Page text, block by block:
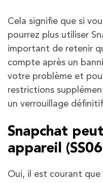
Cela signifie que si
pourrez plus utiliser
important de retenir
compte après un
votre problème et
restrictions
un verrouillage
Snapchat
appareil
Oui, il est courant